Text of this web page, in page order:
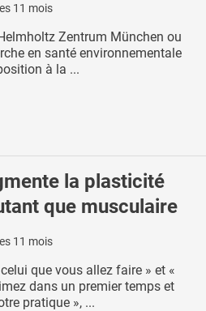
11 mois
Zentrum München ou
en santé environnementale
à la ...
la plasticité
que musculaire
11 mois
que vous allez faire » et «
dans un premier temps et
pratique », ...